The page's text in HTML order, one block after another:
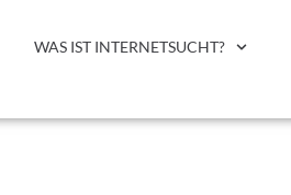
WAS IST INTERNETSUCHT?